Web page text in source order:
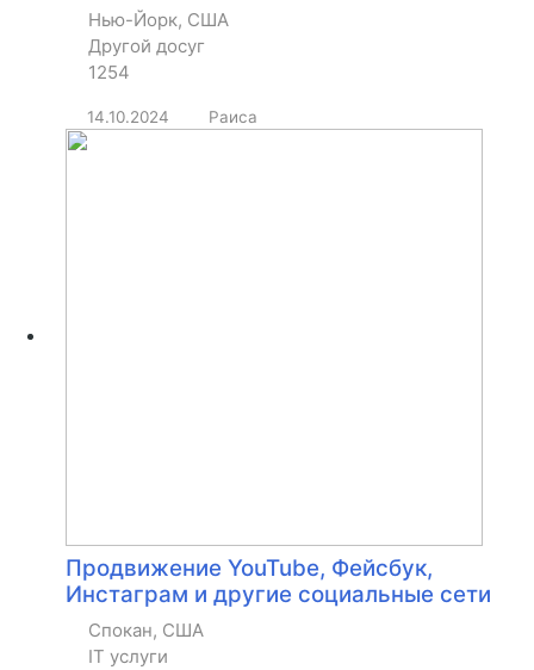
Нью-Йорк, США
Другой досуг
1254
14.10.2024 Раиса
Продвижение YouTube, Фейсбук,
Инстаграм и другие социальные сети
Спокан, США
IT услуги